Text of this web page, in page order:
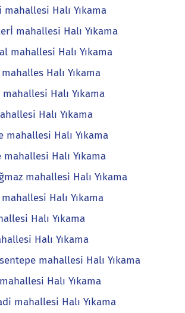
Halı Yıkama
mahallesi Halı Yıkama
mahallesi Halı Yıkama
Halı Yıkama
Halı Yıkama
Halı Yıkama
mahallesi Halı Yıkama
Halı Yıkama
mahallesi Halı Yıkama
Halı Yıkama
Halı Yıkama
Halı Yıkama
mahallesi Halı Yıkama
Halı Yıkama
mahallesi Halı Yıkama